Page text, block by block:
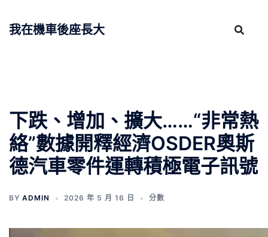
我在機車後座長大
下跌、增加、擴大……“非常熱
絡”數據開釋經濟OSDER奧斯
德汽車零件運轉積極電子訊號
BY ADMIN 2026 年 5 月 16 日 分數